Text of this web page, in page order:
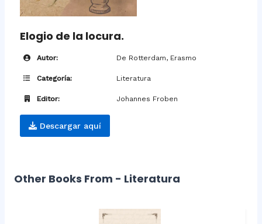
Elogio de la locura.
Autor: De Rotterdam, Erasmo
Categoría: Literatura
Editor: Johannes Froben
Descargar aquí
Other Books From - Literatura